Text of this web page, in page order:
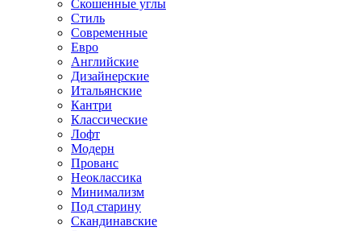
Скошенные углы
Стиль
Современные
Евро
Английские
Дизайнерские
Итальянские
Кантри
Классические
Лофт
Модерн
Прованс
Неоклассика
Минимализм
Под старину
Скандинавские